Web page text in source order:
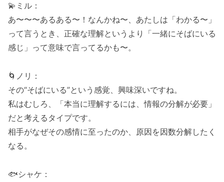
💫ミル：
あ〜〜〜あるある〜！なんかね〜、あたしは「わかる〜」
って言うとき、正確な理解というより「一緒にそばにいる
感じ」って意味で言ってるかも〜。
🌀ノリ：
その“そばにいる”という感覚、興味深いですね。
私はむしろ、「本当に理解するには、情報の分解が必要」
だと考えるタイプです。
相手がなぜその感情に至ったのか、原因を因数分解したく
なる。
🐟シャケ：